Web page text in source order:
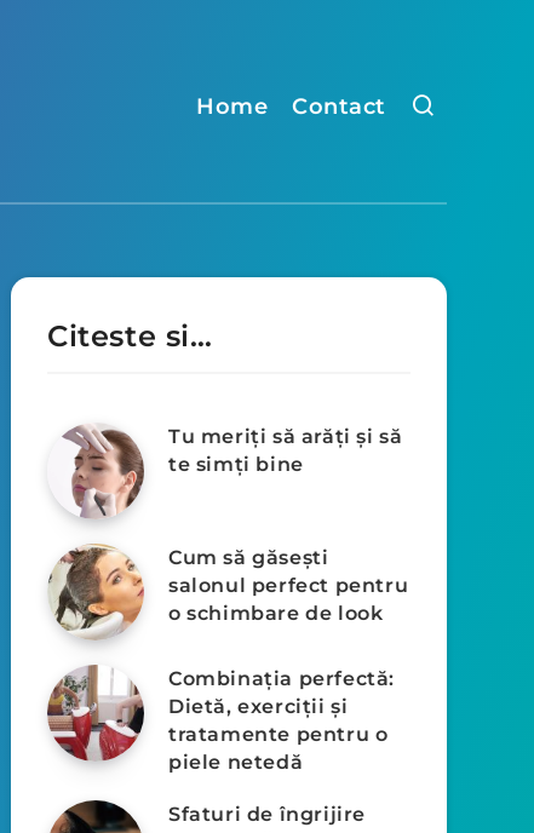
Home Contact
Citeste si…
Tu meriți să arăți și să
te simți bine
Cum să găsești
salonul perfect pentru
o schimbare de look
Combinația perfectă:
Dietă, exerciții și
tratamente pentru o
piele netedă
Sfaturi de îngrijire